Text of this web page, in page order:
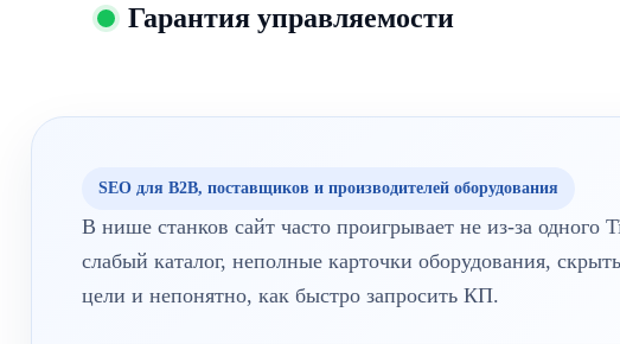
Гарантия управляемости
SEO для B2B, поставщиков и производителей оборудования
В нише станков сайт часто проигрывает не из-за
слабый каталог, неполные карточки оборудования,
цели и непонятно, как быстро запросить КП.